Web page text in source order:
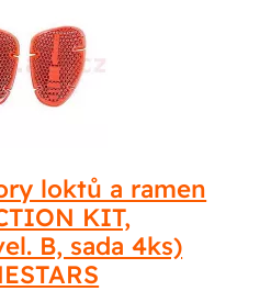
loktů a ramen
KIT,
B, sada 4ks)